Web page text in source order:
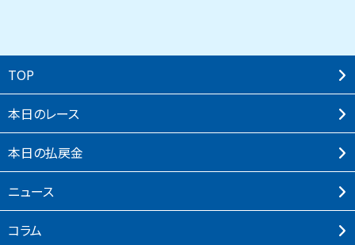
TOP
本⽇のレース
本⽇の払戻⾦
ニュース
コラム